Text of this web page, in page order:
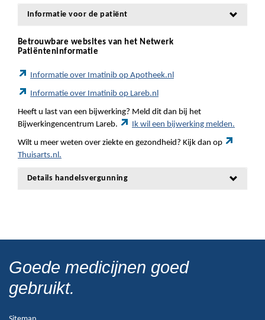
Informatie voor de patiënt
Betrouwbare websites van het Netwerk
Patiënteninformatie
Informatie over Imatinib op Apotheek.nl
Informatie over Imatinib op Lareb.nl
Heeft u last van een bijwerking? Meld dit dan bij het
Bijwerkingencentrum Lareb.
Ik wil een bijwerking melden.
Wilt u meer weten over ziekte en gezondheid? Kijk dan op
Thuisarts.nl.
Details handelsvergunning
Goede medicijnen goed
gebruikt.